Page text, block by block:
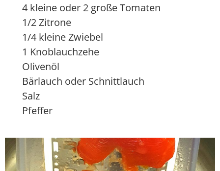
4 kleine oder 2 große Tomaten
1/2 Zitrone
1/4 kleine Zwiebel
1 Knoblauchzehe
Olivenöl
Bärlauch oder Schnittlauch
Salz
Pfeffer